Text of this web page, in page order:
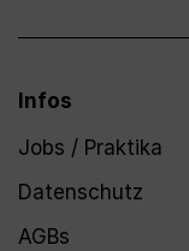
Infos
Jobs / Praktika
Datenschutz
AGBs